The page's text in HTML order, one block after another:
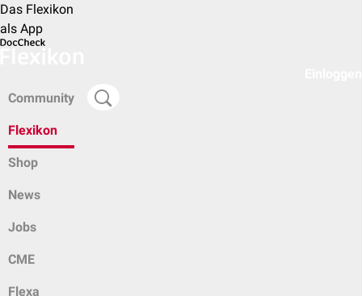
Das Flexikon
als App
Community
Flexikon
Shop
News
Jobs
CME
Flexa